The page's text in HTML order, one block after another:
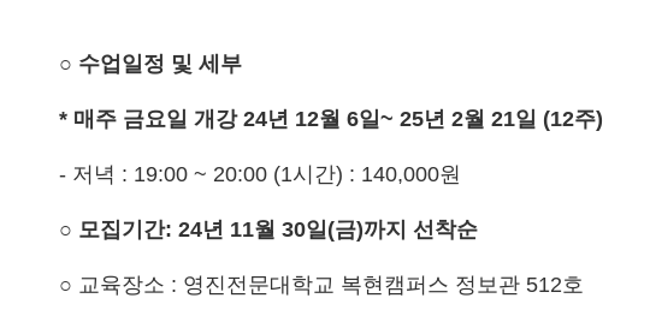
○ 수업일정 및 세부
* 매주 금요일 개강 24년 12월 6일~ 25년 2월 21일 (12주)
- 저녁 : 19:00 ~ 20:00 (1시간) : 140,000원
○ 모집기간: 24년 11월 30일(금)까지 선착순
○ 교육장소 : 영진전문대학교 복현캠퍼스 정보관 512호